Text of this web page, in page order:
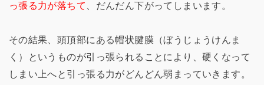
っ張る力が落ちて
、だんだん下がってしまいます。
その結果、頭頂部にある帽状腱膜（ぼうじょうけんま
く）というものが引っ張られることにより、硬くなって
しまい上へと引っ張る力がどんどん弱まっていきます。